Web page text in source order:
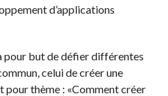
d’applications
pour but de défier différentes
celui de créer une
thème : «Comment créer